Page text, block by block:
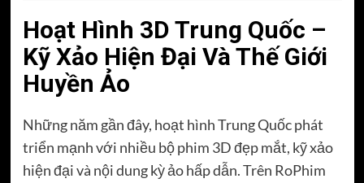
Hoạt Hình 3D Trung Quốc –
Kỹ Xảo Hiện Đại Và Thế Giới
Huyền Ảo
Những năm gần đây, hoạt hình Trung Quốc phát
triển mạnh với nhiều bộ phim 3D đẹp mắt, kỹ xảo
hiện đại và nội dung kỳ ảo hấp dẫn. Trên RoPhim